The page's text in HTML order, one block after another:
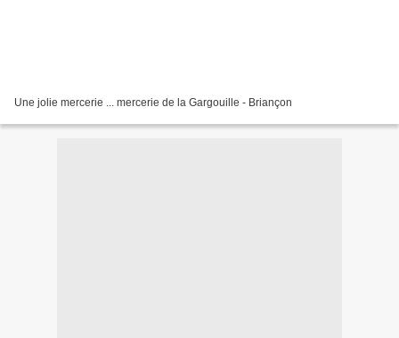
Une jolie mercerie ... mercerie de la Gargouille - Briançon